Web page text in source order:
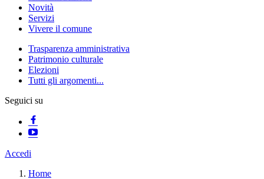
Novità
Servizi
Vivere il comune
Trasparenza amministrativa
Patrimonio culturale
Elezioni
Tutti gli argomenti...
Seguici su
Accedi
Home